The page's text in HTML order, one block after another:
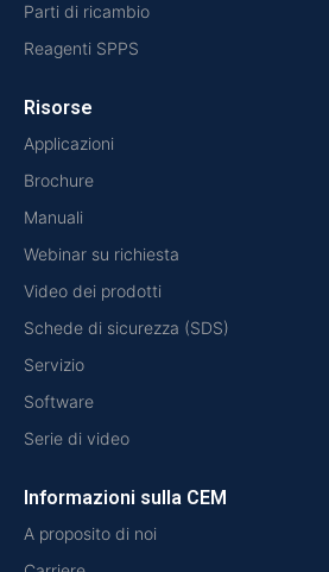
Parti di ricambio
Reagenti SPPS
Risorse
Applicazioni
Brochure
Manuali
Webinar su richiesta
Video dei prodotti
Schede di sicurezza (SDS)
Servizio
Software
Serie di video
Informazioni sulla CEM
A proposito di noi